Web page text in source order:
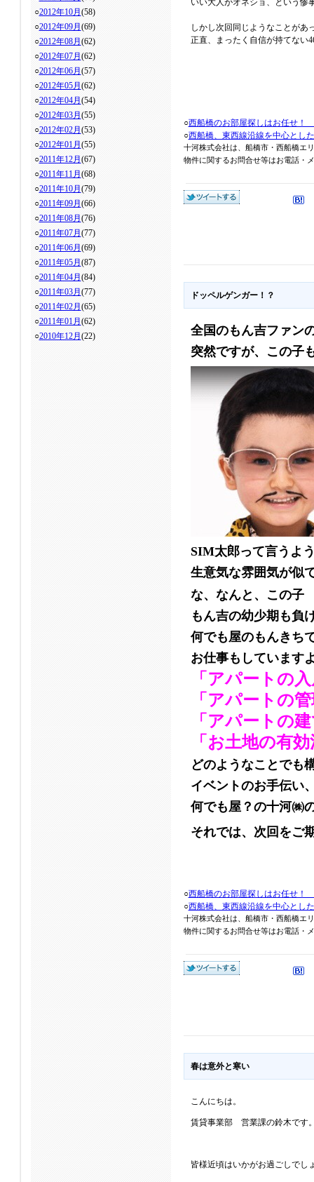
○2012年10月 (58)
○2012年09月 (69)
○2012年08月 (62)
○2012年07月 (62)
○2012年06月 (57)
○2012年05月 (62)
○2012年04月 (54)
○2012年03月 (55)
○2012年02月 (53)
○2012年01月 (55)
○2011年12月 (67)
○2011年11月 (68)
○2011年10月 (79)
○2011年09月 (66)
○2011年08月 (76)
○2011年07月 (77)
○2011年06月 (69)
○2011年05月 (87)
○2011年04月 (84)
○2011年03月 (77)
○2011年02月 (65)
○2011年01月 (62)
○2010年12月 (22)
いい大人がオネショ、という惨
しかし次回同じようなことがあ
正直、まったく自信が持てない
○西船橋のお部屋探しはお任せ！
○西船橋、東西線沿線を中心とし
十河株式会社は、船橋市・西船橋エ
物件に関するお問合せ等はお電話・
ドッペルゲンガー！？
全国のもん吉ファン
突然ですが、この子
SIM太郎って言うよ
生意気な雰囲気が似
な、なんと、この子
もん吉の幼少期も負
何でも屋のもんきち
お仕事もしています
「アパートの
「アパートの
「アパートの
「お土地の有
どのようなことでも
イベントのお手伝い
何でも屋？の十河㈱
それでは、次回をご
○西船橋のお部屋探しはお任せ！
○西船橋、東西線沿線を中心とし
十河株式会社は、船橋市・西船橋エ
物件に関するお問合せ等はお電話・
春は意外と寒い
こんにちは。
賃貸事業部 営業課の鈴木です
皆様近頃はいかがお過ごしでし